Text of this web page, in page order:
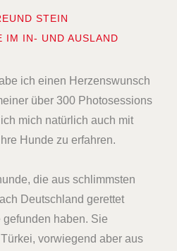
STEIN
IM IN- UND AUSLAND
ich einen Herzenswunsch
über 300 Photosessions
mich natürlich auch mit
Hunde zu erfahren.
die aus schlimmsten
Deutschland gerettet
haben. Sie
vorwiegend aber aus